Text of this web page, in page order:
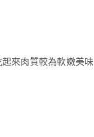
來肉質較為軟嫩美味